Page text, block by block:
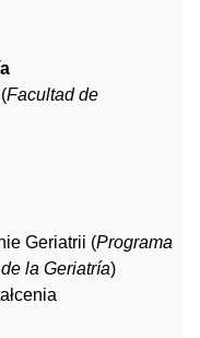
Facultad de
Geriatrii (Programa
la Geriatría)